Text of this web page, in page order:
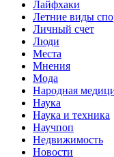
Лайфхаки
Летние виды
Личный счет
Люди
Места
Мнения
Мода
Народная
Наука
Наука и техника
Научпоп
Недвижимость
Новости